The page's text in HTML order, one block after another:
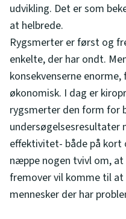
udvikling. Det er som
at helbrede.
Rygsmerter er først og
enkelte, der har ondt.
konsekvenserne
økonomisk. I dag er
rygsmerter den form for
effektivitet- både på kort
næppe nogen tvivl om,
fremover vil komme til
mennesker der har